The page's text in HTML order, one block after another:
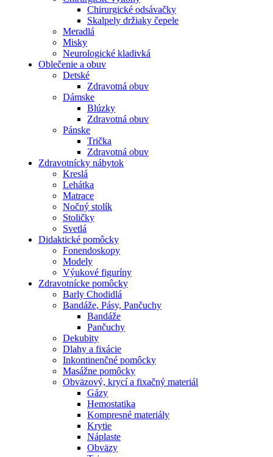
Chirurgické odsávačky
Skalpely držiaky čepele
Meradlá
Misky
Neurologické kladivká
Oblečenie a obuv
Detské
Zdravotná obuv
Dámske
Blúzky
Zdravotná obuv
Pánske
Trička
Zdravotná obuv
Zdravotnícky nábytok
Kreslá
Lehátka
Matrace
Nočný stolík
Stoličky
Svetlá
Didaktické pomôcky
Fonendoskopy
Modely
Výukové figuríny
Zdravotnícke pomôcky
Barly Chodidlá
Bandáže, Pásy, Pančuchy
Bandáže
Pančuchy
Dekubity
Dlahy a fixácie
Inkontinenčné pomôcky
Masážne pomôcky
Obväzový, krycí a fixačný materiál
Gázy
Hemostatika
Kompresné materiály
Krytie
Náplaste
Obväzy